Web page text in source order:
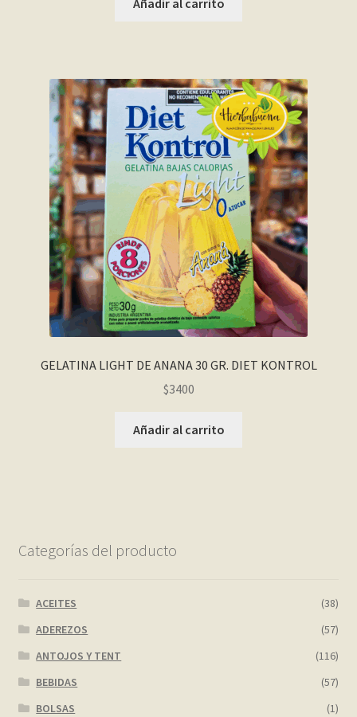
Añadir al carrito
GELATINA LIGHT DE ANANA 30 GR. DIET KONTROL
$3400
Añadir al carrito
Categorías del producto
ACEITES
(38)
ADEREZOS
(57)
ANTOJOS Y TENT
(116)
BEBIDAS
(57)
BOLSAS
(1)